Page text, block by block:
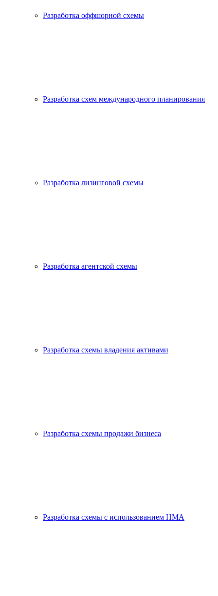
Разработка оффшорной схемы
Разработка схем международного планирования
Разработка лизинговой схемы
Разработка агентской схемы
Разработка схемы владения активами
Разработка схемы продажи бизнеса
Разработка схемы с использованием HMA